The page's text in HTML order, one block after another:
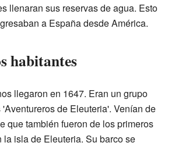
llenaran sus reservas de agua. Esto
a España desde América.
habitantes
llegaron en 1647. Eran un grupo
de Eleuteria'. Venían de
que también fueron de los primeros
la isla de Eleuteria. Su barco se